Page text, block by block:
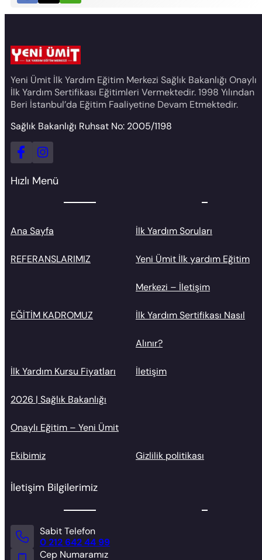
Yeni Ümit İlk Yardım Eğitim Merkezi Sağlık Bakanlığı Onaylı
İlk Yardım Sertifikası Eğitimleri Vermektedir. 1998 Yılından
Beri İstanbul’da Eğitim Faaliyetine Devam Etmektedir.
Sağlık Bakanlığı Ruhsat No: 2005/1198
Hızlı Menü
Ana Sayfa İlk Yardım Soruları
REFERANSLARIMIZ Yeni Ümit İlk yardım Eğitim
Merkezi – İletişim
EĞİTİM KADROMUZ İlk Yardım Sertifikası Nasıl
Alınır?
İlk Yardım Kursu Fiyatları
2026 | Sağlık Bakanlığı
Onaylı Eğitim – Yeni Ümit
İletişim
Ekibimiz Gizlilik politikası
İletişim Bilgilerimiz
Sabit Telefon
0 212 642 44 99
Cep Numaramız